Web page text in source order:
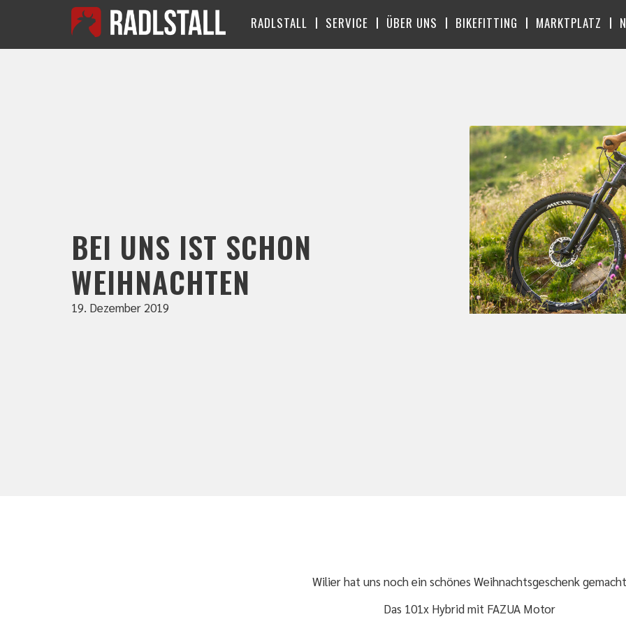
RADLSTALL SERVICE ÜBER UNS BIKEFITTING MARKTPLATZ
BEI UNS IST SCHON
WEIHNACHTEN
19. Dezember 2019
Wilier hat uns noch ein schönes Weihnachtsgeschenk gemacht
Das 101x Hybrid mit FAZUA Motor